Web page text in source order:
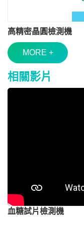
高精密晶圓檢測機
MORE +
相關影片
血糖試片檢測機